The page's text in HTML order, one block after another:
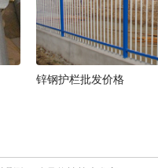
锌钢护栏批发价格